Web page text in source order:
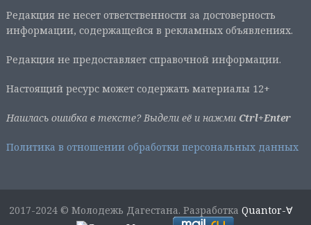
Редакция не несет ответственности за достоверность
информации, содержащейся в рекламных объявлениях.
Редакция не предоставляет справочной информации.
Настоящий ресурс может содержать материалы 12+
Нашлась ошибка в тексте? Выдели её и нажми Ctrl+Enter
Политика в отношении обработки персональных данных
2017-2024 © Молодежь Дагестана. РазработкаQuantor-∀